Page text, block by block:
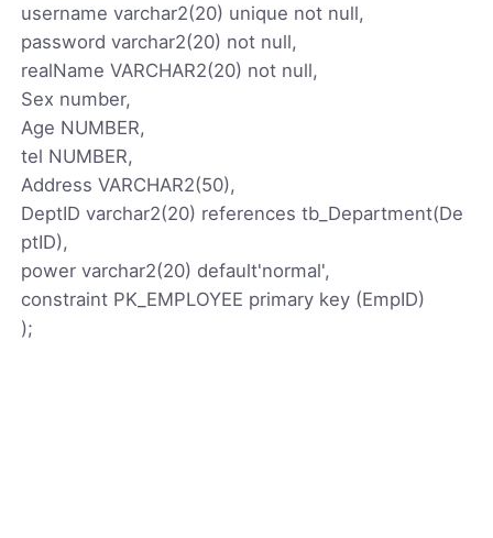
username varchar2(20) unique not null,
password varchar2(20) not null,
realName VARCHAR2(20) not null,
Sex number,
Age NUMBER,
tel NUMBER,
Address VARCHAR2(50),
DeptID varchar2(20) references tb_Department(De
ptID),
power varchar2(20) default'normal',
constraint PK_EMPLOYEE primary key (EmpID)
);